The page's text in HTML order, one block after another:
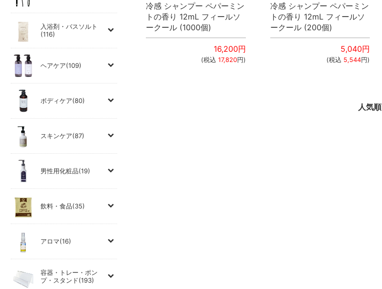
入浴剤・バスソルト
(116)
ヘアケア(109)
ボディケア(80)
スキンケア(87)
男性用化粧品(19)
飲料・食品(35)
アロマ(16)
容器・トレー・ポン
プ・スタンド(193)
冷感 シャンプー ペパーミン
トの香り 12mL フィールソ
ークール (1000個)
16,200円
(税込 17,820円)
冷感 シャンプー ペパーミン
トの香り 12mL フィールソ
ークール (200個)
5,040円
(税込 5,544円)
人気順